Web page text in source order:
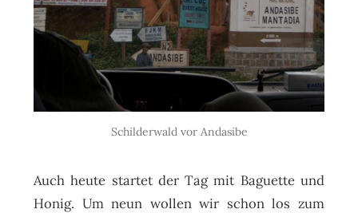
Schilderwald vor Andasibe
Auch heute startet der Tag mit Baguette und
Honig. Um neun wollen wir schon los zum